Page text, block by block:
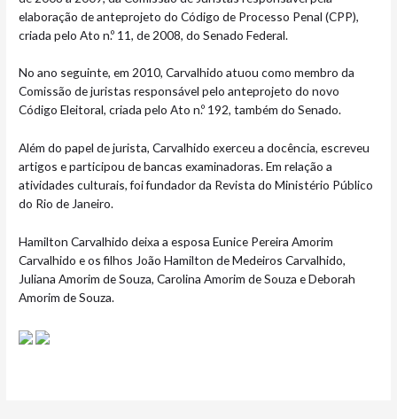
elaboração de anteprojeto do Código de Processo Penal (CPP),
criada pelo Ato n.º 11, de 2008, do Senado Federal.
No ano seguinte, em 2010, Carvalhido atuou como membro da
Comissão de juristas responsável pelo anteprojeto do novo
Código Eleitoral, criada pelo Ato n.º 192, também do Senado.
Além do papel de jurista, Carvalhido exerceu a docência, escreveu
artigos e participou de bancas examinadoras. Em relação a
atividades culturais, foi fundador da Revista do Ministério Público
do Rio de Janeiro.
Hamilton Carvalhido deixa a esposa Eunice Pereira Amorim
Carvalhido e os filhos João Hamilton de Medeiros Carvalhido,
Juliana Amorim de Souza, Carolina Amorim de Souza e Deborah
Amorim de Souza.​